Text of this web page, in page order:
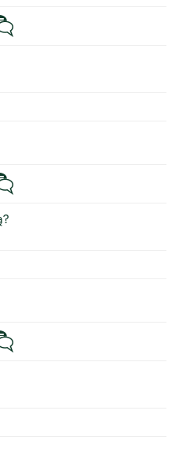
Temat zwyczajny
Temat zwyczajny
Temat zwyczajny